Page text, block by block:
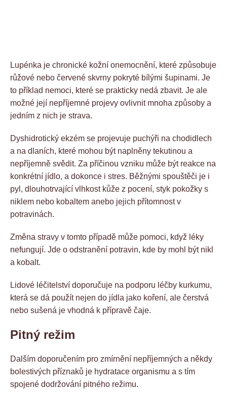
Lupénka je chronické kožní onemocnění, které způsobuje
růžové nebo červené skvrny pokryté bílými šupinami. Je
to příklad nemoci, které se prakticky nedá zbavit. Je ale
možné její nepříjemné projevy ovlivnit mnoha způsoby a
jedním z nich je strava.
Dyshidrotický ekzém se projevuje puchýři na chodidlech
a na dlaních, které mohou být naplněny tekutinou a
nepříjemně svědit. Za příčinou vzniku může být reakce na
konkrétní jídlo, a dokonce i stres. Běžnými spouštěči je i
pyl, dlouhotrvající vlhkost kůže z pocení, styk pokožky s
niklem nebo kobaltem anebo jejich přítomnost v
potravinách.
Změna stravy v tomto případě může pomoci, když léky
nefungují. Jde o odstranění potravin, kde by mohl být nikl
a kobalt.
Lidové léčitelství doporučuje na podporu léčby kurkumu,
která se dá použít nejen do jídla jako koření, ale čerstvá
nebo sušená je vhodná k přípravě čaje.
Pitný režim
Dalším doporučením pro zmírnění nepříjemných a někdy
bolestivých příznaků je hydratace organismu a s tím
spojené dodržování pitného režimu.